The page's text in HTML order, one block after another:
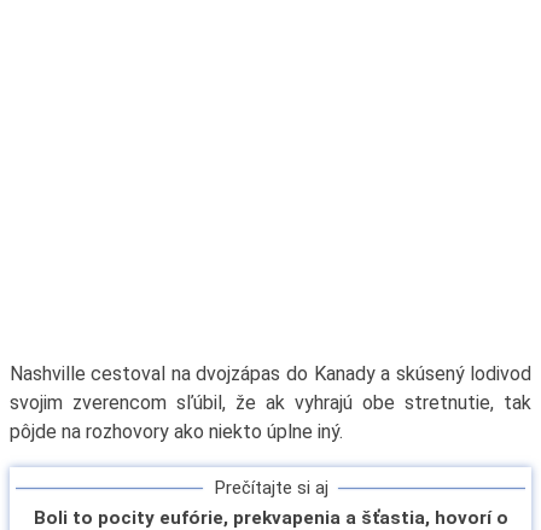
Nashville cestoval na dvojzápas do Kanady a skúsený lodivod
svojim zverencom sľúbil, že ak vyhrajú obe stretnutie, tak
pôjde na rozhovory ako niekto úplne iný.
Prečítajte si aj
Boli to pocity eufórie, prekvapenia a šťastia, hovorí o